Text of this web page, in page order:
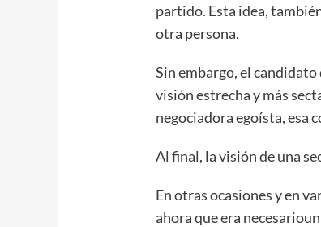
partido. Esta idea,
otra persona.
Sin embargo, el
visión estrecha y más
negociadora egoísta, esa
Al final, la visión de una
En otras ocasiones y en
ahora que era